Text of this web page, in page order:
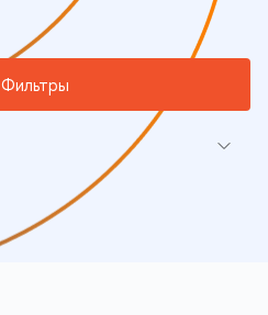
Фильтры